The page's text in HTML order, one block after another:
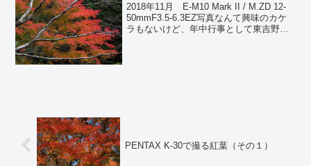
2018年11月 E-M10 Mark II / M.ZD 12-
50mmF3.5-6.3EZ写真なんて興味のカケ
ラもないけど、年中行事として東吉野村
PENTAX K-30で撮る紅葉（その１）